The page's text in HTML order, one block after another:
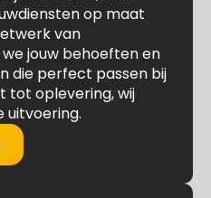
op maat
van
jouw behoeften en
die perfect passen bij
tot oplevering, wij
uitvoering.